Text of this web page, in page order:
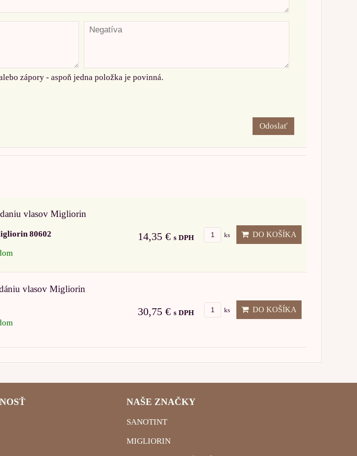
zápory - aspoň jedna položka je povinná.
Odoslať
vlasov Migliorin
80602 14,35 € s DPH ks DO KOŠÍKA
vlasov Migliorin
30,75 € s DPH ks DO KOŠÍKA
NAŠE ZNAČKY
SANOTINT
MIGLIORIN